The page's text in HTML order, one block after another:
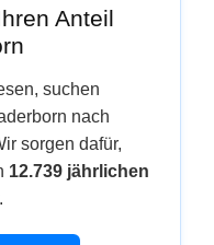
Anteil
suchen
nach
sorgen dafür,
12.739 jährlichen